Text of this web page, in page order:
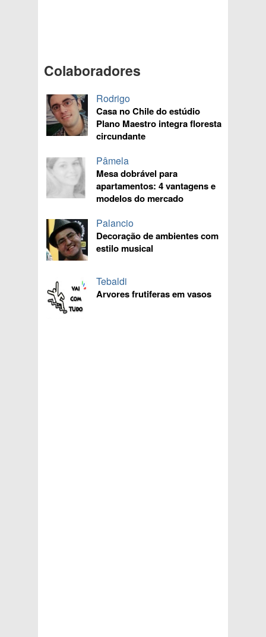
Colaboradores
Rodrigo
Casa no Chile do estúdio
Plano Maestro integra floresta
circundante
Pâmela
Mesa dobrável para
apartamentos: 4 vantagens e
modelos do mercado
Palancio
Decoração de ambientes com
estilo musical
Tebaldi
Arvores frutiferas em vasos